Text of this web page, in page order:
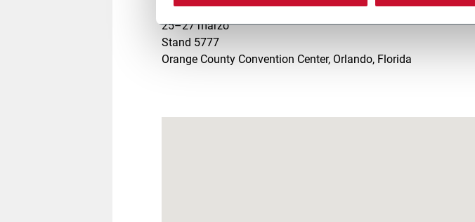
Visita Coesia al Global Pet Expo
25–27 marzo
Stand 5777
Orange County Convention Center, Orlando, Florida